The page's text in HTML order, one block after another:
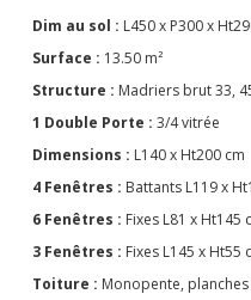
Dim au sol : L450 x P300 x
Surface : 13.50 m²
Structure : Madriers brut 33,
1 Double Porte : 3/4 vitrée
Dimensions : L140 x Ht200 cm
4 Fenêtres : Battants L119 x
6 Fenêtres : Fixes L81 x Ht145
3 Fenêtres : Fixes L145 x Ht55
Toiture : Monopente,